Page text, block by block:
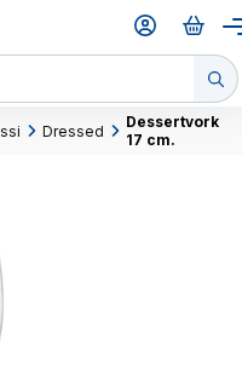
Dressed
Dessertvork
17 cm.